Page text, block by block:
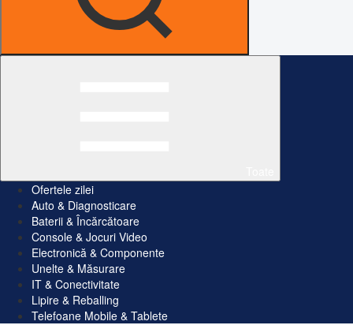
Ofertele zilei
Auto & Diagnosticare
Baterii & Încărcătoare
Console & Jocuri Video
Electronică & Componente
Unelte & Măsurare
IT & Conectivitate
Lipire & Reballing
Telefoane Mobile & Tablete